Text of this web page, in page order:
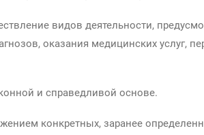
видов деятельности,
оказания медицинских услуг,
и справедливой основе.
конкретных, заранее